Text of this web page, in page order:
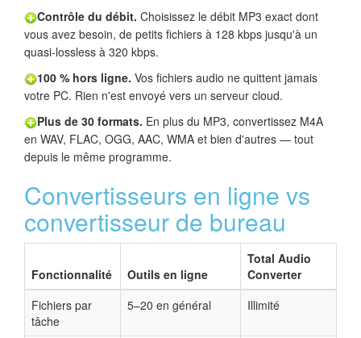
Contrôle du débit. Choisissez le débit MP3 exact dont
vous avez besoin, de petits fichiers à 128 kbps jusqu'à un
quasi-lossless à 320 kbps.
100 % hors ligne. Vos fichiers audio ne quittent jamais
votre PC. Rien n'est envoyé vers un serveur cloud.
Plus de 30 formats. En plus du MP3, convertissez M4A
en WAV, FLAC, OGG, AAC, WMA et bien d'autres — tout
depuis le même programme.
Convertisseurs en ligne vs
convertisseur de bureau
Fonctionnalité Outils en ligne
Total Audio
Converter
Fichiers par
tâche
5–20 en général Illimité